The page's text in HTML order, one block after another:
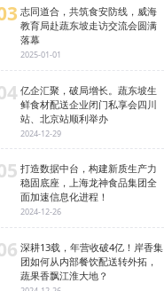
志同道合，共筑食安防线，威海
教育局赴蔬东坡走访交流会圆满
落幕
2025-01-01
亿企汇聚，破局增长。蔬东坡生
鲜食材配送企业闭门私享会四川
站、北京站顺利举办
2024-12-29
打造数据中台，构建新质生产力
稳固底座，上海龙神食品集团全
面加速信息化进程！
2024-12-26
深耕13载，年营收破4亿！岸香集
团如何从内部餐饮配送转外拓，
蔬果香飘江淮大地？